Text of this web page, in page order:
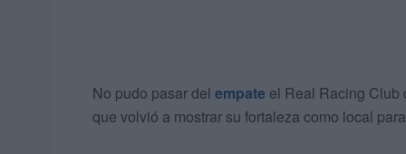
No pudo pasar del empate el Real Racing Club
que volvió a mostrar su fortaleza como local